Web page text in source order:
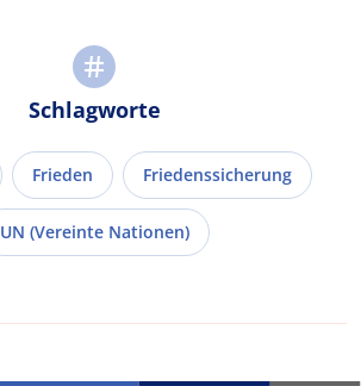
Schlagworte
Frieden Friedenssicherung
UN (Vereinte Nationen)